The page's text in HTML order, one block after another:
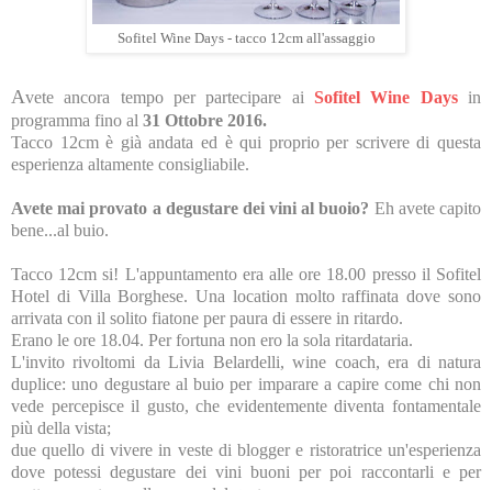
Sofitel Wine Days - tacco 12cm all'assaggio
Avete ancora tempo per partecipare ai Sofitel Wine Daysin
programma fino al 31 Ottobre 2016.
Tacco 12cm è già andata ed è qui proprio per scrivere di questa
esperienza altamente consigliabile.
Avete mai provato a degustare dei vini al buoio? Eh avete capito
bene...al buio.
Tacco 12cm si! L'appuntamento era alle ore 18.00 presso il Sofitel
Hotel di Villa Borghese. Una location molto raffinata dove sono
arrivata con il solito fiatone per paura di essere in ritardo.
Erano le ore 18.04. Per fortuna non ero la sola ritardataria.
L'invito rivoltomi da Livia Belardelli, wine coach, era di natura
duplice: uno degustare al buio per imparare a capire come chi non
vede percepisce il gusto, che evidentemente diventa fontamentale
più della vista;
due quello di vivere in veste di blogger e ristoratrice un'esperienza
dove potessi degustare dei vini buoni per poi raccontarli e per